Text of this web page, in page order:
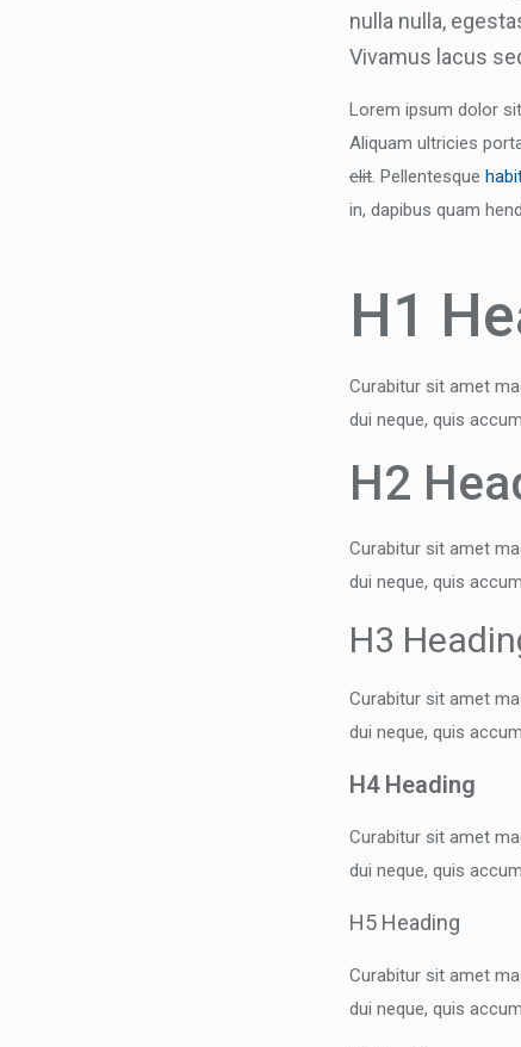
nulla nulla,
Vivamus lacus
Lorem ipsum dolor
Aliquam ultricies
elit. Pellentesque
in, dapibus quam
H1
Curabitur sit amet
dui neque, quis
H2
Curabitur sit amet
dui neque, quis
H3
Curabitur sit amet
dui neque, quis
H4 Heading
Curabitur sit amet
dui neque, quis
H5 Heading
Curabitur sit amet
dui neque, quis